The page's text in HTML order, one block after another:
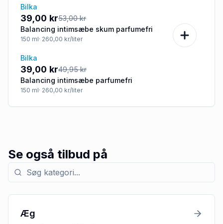
-26%
Bilka
39,00 kr53,00 kr
Balancing intimsæbe skum parfumefri
150 ml· 260,00 kr/liter
-22%
Bilka
39,00 kr49,95 kr
Balancing intimsæbe parfumefri
150 ml· 260,00 kr/liter
Se også tilbud på
Søg efter kategori med tilbud
Æg